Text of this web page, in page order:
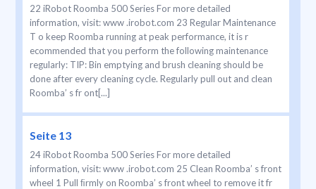
22 iRobot Roomba 500 Series For more detailed
information, visit: www .irobot.com 23 Regular Maintenance
T o keep Roomba running at peak performance, it is r
ecommended that you perform the following maintenance
regularly: TIP: Bin emptying and brush cleaning should be
done after every cleaning cycle. Regularly pull out and clean
Roomba’ s fr ont[...]
Seite 13
24 iRobot Roomba 500 Series For more detailed
information, visit: www .irobot.com 25 Clean Roomba’ s front
wheel 1 Pull ﬁrmly on Roomba’ s front wheel to remove it fr